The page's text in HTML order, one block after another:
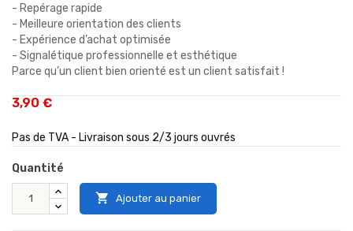
- Repérage rapide
- Meilleure orientation des clients
- Expérience d’achat optimisée
- Signalétique professionnelle et esthétique
Parce qu’un client bien orienté est un client satisfait !
3,90 €
Pas de TVA - Livraison sous 2/3 jours ouvrés
Quantité
 Ajouter au panier